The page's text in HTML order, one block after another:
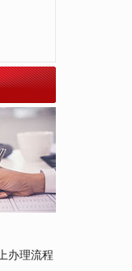
办理流程